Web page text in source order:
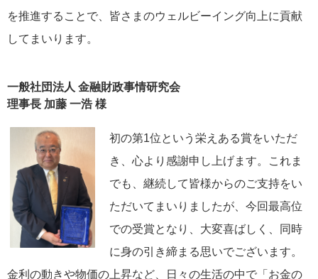
を推進することで、皆さまのウェルビーイング向上に貢献
してまいります。
一般社団法人 金融財政事情研究会
理事長 加藤 一浩 様
初の第1位という栄えある賞をいただ
き、心より感謝申し上げます。これま
でも、継続して皆様からのご支持をい
ただいてまいりましたが、今回最高位
での受賞となり、大変喜ばしく、同時
に身の引き締まる思いでございます。
金利の動きや物価の上昇など、日々の生活の中で「お金の